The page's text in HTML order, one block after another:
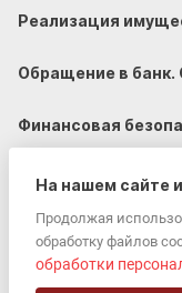
Реализация
Обращение в
Финансовая
© 2002-2026 «ЮГ-
На нашем сайте
Продолжая
обработку файлов
обработки